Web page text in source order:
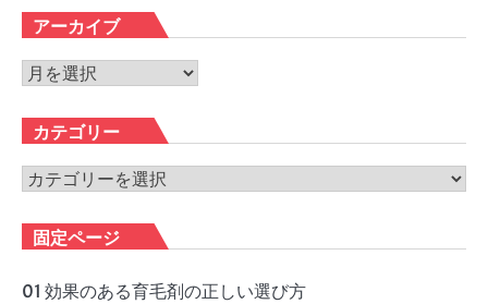
アーカイブ
ア
カ
イ
ブ
カテゴリー
カ
ゴ
リ
ー
固定ページ
01 効果のある育毛剤の正しい選び方